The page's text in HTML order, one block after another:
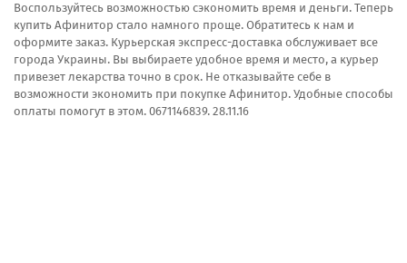
Воспользуйтесь возможностью сэкономить время и деньги. Теперь
купить Афинитор стало намного проще. Обратитесь к нам и
оформите заказ. Курьерская экспресс-доставка обслуживает все
города Украины. Вы выбираете удобное время и место, а курьер
привезет лекарства точно в срок. Не отказывайте себе в
возможности экономить при покупке Афинитор. Удобные способы
оплаты помогут в этом. 0671146839. 28.11.16